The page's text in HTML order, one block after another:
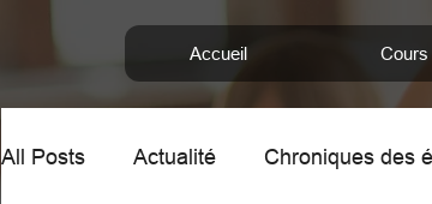
Accueil Cours
All Posts Actualité Chroniques des